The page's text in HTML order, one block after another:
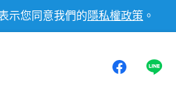
示您同意我們的 隱私權政策 。